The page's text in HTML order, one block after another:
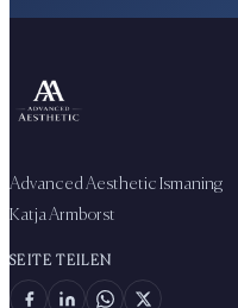
Advanced Aesthetic Ismaning
Katja Armborst
SEITE TEILEN